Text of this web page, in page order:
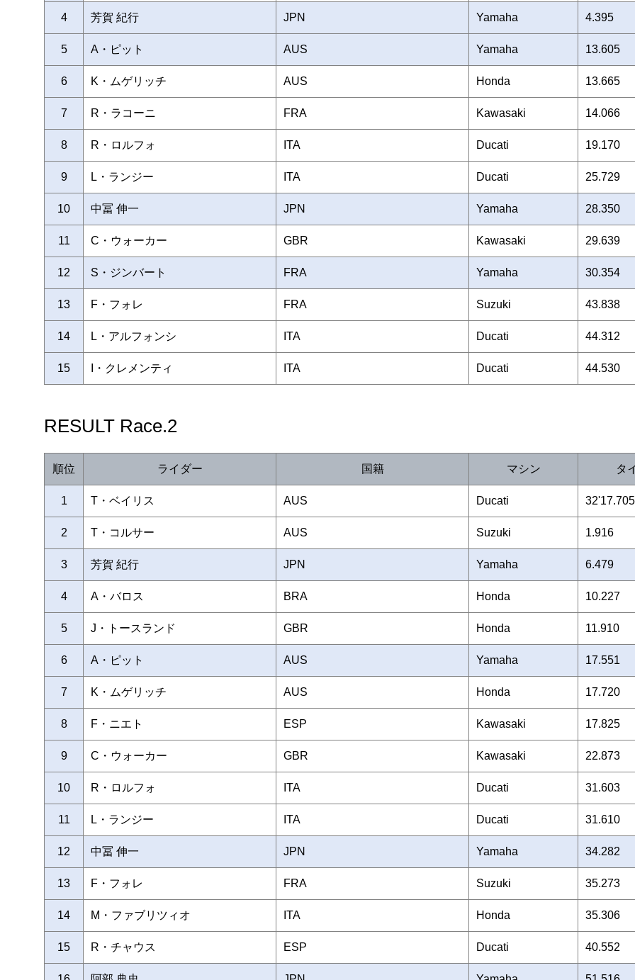
4 芳賀 紀行 JPN Yamaha 4.395
5 A・ピット AUS Yamaha 13.605
6 K・ムゲリッチ AUS Honda 13.665
7 R・ラコーニ FRA Kawasaki 14.066
8 R・ロルフォ ITA Ducati 19.170
9 L・ランジー ITA Ducati 25.729
10 中冨 伸一 JPN Yamaha 28.350
11 C・ウォーカー GBR Kawasaki 29.639
12 S・ジンバート FRA Yamaha 30.354
13 F・フォレ FRA Suzuki 43.838
14 L・アルフォンシ ITA Ducati 44.312
15 I・クレメンティ ITA Ducati 44.530
RESULT Race.2
順位 ライダー 国籍 マシン タ
1 T・ベイリス AUS Ducati 32'17.705
2 T・コルサー AUS Suzuki 1.916
3 芳賀 紀行 JPN Yamaha 6.479
4 A・バロス BRA Honda 10.227
5 J・トースランド GBR Honda 11.910
6 A・ピット AUS Yamaha 17.551
7 K・ムゲリッチ AUS Honda 17.720
8 F・ニエト ESP Kawasaki 17.825
9 C・ウォーカー GBR Kawasaki 22.873
10 R・ロルフォ ITA Ducati 31.603
11 L・ランジー ITA Ducati 31.610
12 中冨 伸一 JPN Yamaha 34.282
13 F・フォレ FRA Suzuki 35.273
14 M・ファブリツィオ ITA Honda 35.306
15 R・チャウス ESP Ducati 40.552